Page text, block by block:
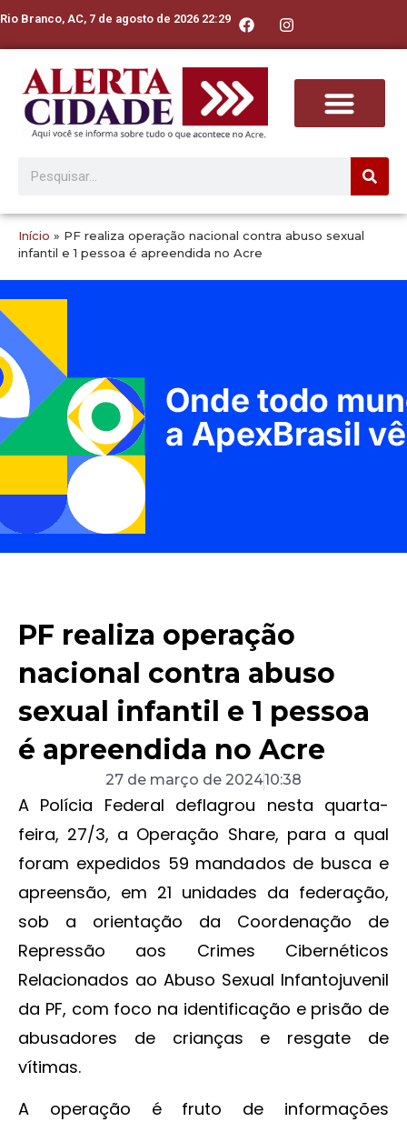
Rio Branco, AC, 7 de agosto de 2026 22:29
Início » PF realiza operação nacional contra abuso sexual
infantil e 1 pessoa é apreendida no Acre
PF realiza operação
nacional contra abuso
sexual infantil e 1 pessoa
é apreendida no Acre
27 de março de 202410:38
A Polícia Federal deflagrou nesta quarta-
feira, 27/3, a Operação Share, para a qual
foram expedidos 59 mandados de busca e
apreensão, em 21 unidades da federação,
sob a orientação da Coordenação de
Repressão aos Crimes Cibernéticos
Relacionados ao Abuso Sexual Infantojuvenil
da PF, com foco na identificação e prisão de
abusadores de crianças e resgate de
vítimas.
A operação é fruto de informações